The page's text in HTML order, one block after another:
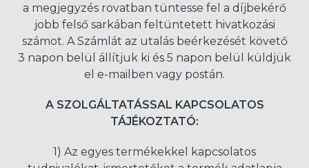
a megjegyzés rovatban tüntesse fel a díjbekérő
jobb felső sarkában feltüntetett hivatkozási
számot. A Számlát az utalás beérkezését követő
3 napon belül állítjuk ki és 5 napon belül küldjük
el e-mailben vagy postán.
A SZOLGÁLTATÁSSAL KAPCSOLATOS
TÁJÉKOZTATÓ:
1) Az egyes termékekkel kapcsolatos